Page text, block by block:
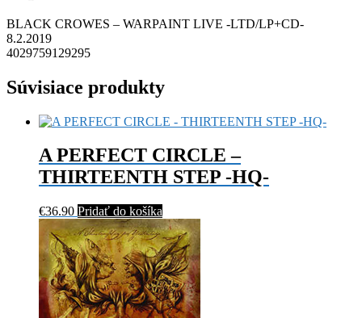
BLACK CROWES – WARPAINT LIVE -LTD/LP+CD-
8.2.2019
4029759129295
Súvisiace produkty
A PERFECT CIRCLE –
THIRTEENTH STEP -HQ-
€36.90 Pridať do košíka